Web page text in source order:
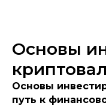
Основы
Основы
путь к